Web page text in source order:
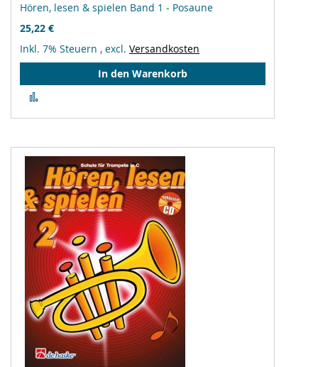
Hören, lesen & spielen Band 1 - Posaune
25,22 €
Inkl. 7% Steuern , excl. Versandkosten
In den Warenkorb
hinzufügen